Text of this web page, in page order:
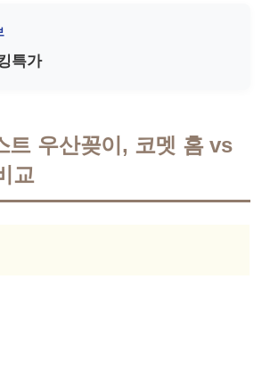
특가
트 우산꽂이, 코멧 홈 vs
교